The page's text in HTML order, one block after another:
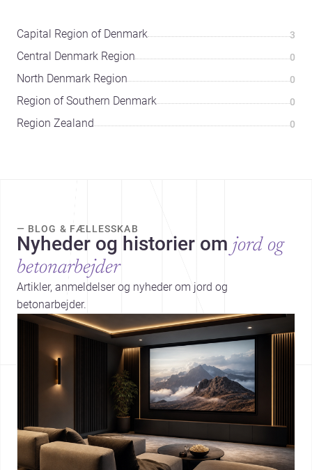
Capital Region of Denmark 3
Central Denmark Region 0
North Denmark Region 0
Region of Southern Denmark 0
Region Zealand 0
— BLOG & FÆLLESSKAB
Nyheder og historier om jord og
betonarbejder
Artikler, anmeldelser og nyheder om jord og
betonarbejder.